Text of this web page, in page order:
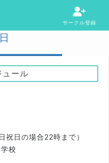
サークル登録
ュール
日の場合22時まで）
校